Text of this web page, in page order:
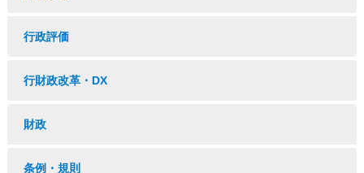
行政評価
行財政改革・DX
財政
条例・規則